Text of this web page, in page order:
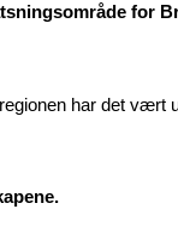
for
har det vært